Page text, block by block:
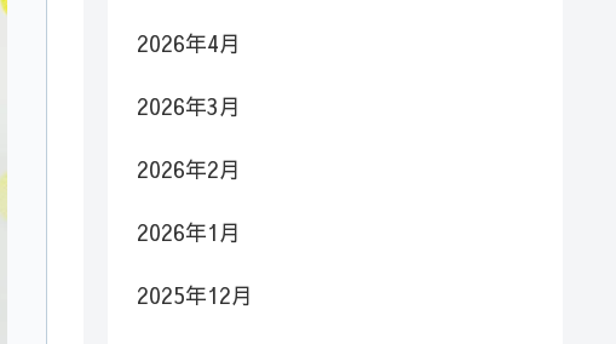
2026年4月
2026年3月
2026年2月
2026年1月
2025年12月